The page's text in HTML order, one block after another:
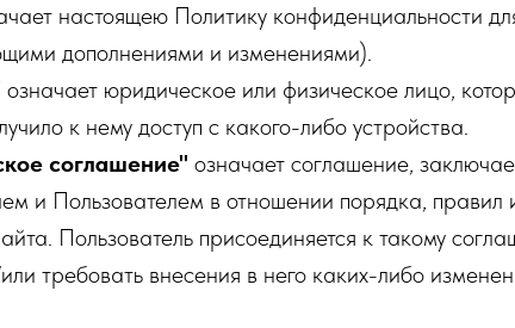
настоящею Политику конфиденциальности
дополнениями и изменениями).
означает юридическое или физическое лицо,
к нему доступ с какого-либо устройства.
соглашение" означает соглашение,
и Пользователем в отношении порядка, правил
Пользователь присоединяется к такому
требовать внесения в него каких-либо